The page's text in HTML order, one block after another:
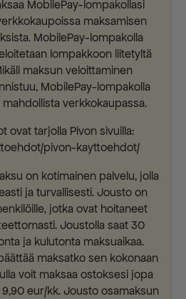
MobilePay-lompakollasi
maksamisen
MobilePay-lompakolla
lompakkoon liitetyltä
maksun veloittaminen
MobilePay-lompakolla
verkkokaupassa.
ovat tarjolla Pivon sivuilla:
pivon-kayttoehdot/
on kotimainen palvelu, jolla
ja turvallisesti. Jousto on
jotka ovat hoitaneet
Joustolla saat 30
ja kulutonta maksuaikaa.
maksatko sen kokonaan
voit maksaa ostoksesi jopa
9,90 eur/kk. Jousto osamaksun